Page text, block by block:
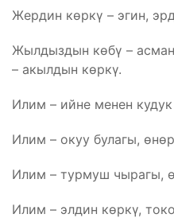
Жердин көркү – эгин,
Жылдыздын көбү –
– акылдын көркү.
Илим – ийне менен кудук
Илим – окуу булагы,
Илим – турмуш чырагы,
Илим – элдин көркү,